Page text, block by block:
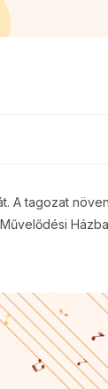
A tagozat
Házba